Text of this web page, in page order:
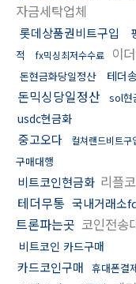
자금세탁업체
롯데상품권비트구입
적
fx믹싱최저수수료 이
돈현금화당일정산 테더
돈믹싱당일정산 sol현
usdc현금화
중고오다 컬쳐랜드비트구
구매대행
비트코인현금화 리플
테더무통 국내거래소
트론파는곳 코인전송
비트코인 카드구매
카드코인구매 휴대폰결